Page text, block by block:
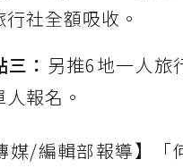
行社全額吸收。
： 另推6地一人旅
人報名。
媒/編輯部報導】「